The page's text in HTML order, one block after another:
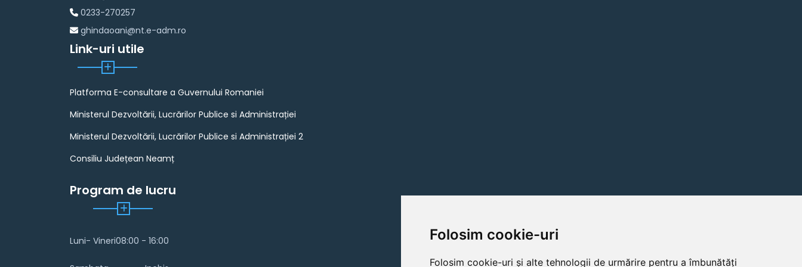
Folosim cookie-uri
Folosim cookie-uri și alte tehnologii de urmărire pentru a îmbunătăți
0233-270257
ghindaoani@nt.e-adm.ro
Link-uri utile
Platforma E-consultare a Guvernului Romaniei
Ministerul Dezvoltării, Lucrărilor Publice si Administrației
Ministerul Dezvoltării, Lucrărilor Publice si Administrației 2
Consiliu Județean Neamț
Program de lucru
Luni- Vineri08:00 - 16:00